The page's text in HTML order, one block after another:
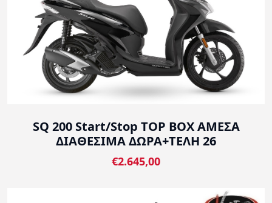
SQ 200 Start/Stop TOP BOX ΑΜΕΣΑ
ΔΙΑΘΕΣΙΜΑ ΔΩΡΑ+ΤΕΛΗ 26
€2.645,00